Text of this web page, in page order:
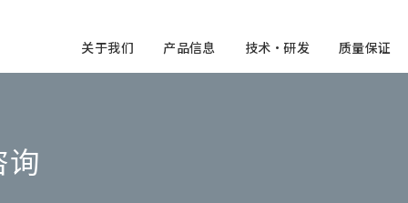
关于我们 产品信息 技术・研发 质量保证
询